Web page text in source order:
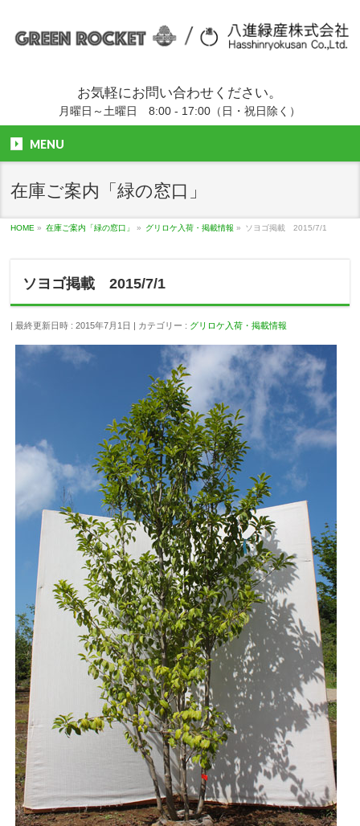
お気軽にお問い合わせください。
月曜日～土曜日 8:00 - 17:00（日・祝日除く）
MENU
在庫ご案内「緑の窓口」
HOME » 在庫ご案内「緑の窓口」 » グリロケ入荷・掲載情報 » ソヨゴ掲載 2015/7/1
ソヨゴ掲載 2015/7/1
最終更新日時 : 2015年7月1日 カテゴリー : グリロケ入荷・掲載情報